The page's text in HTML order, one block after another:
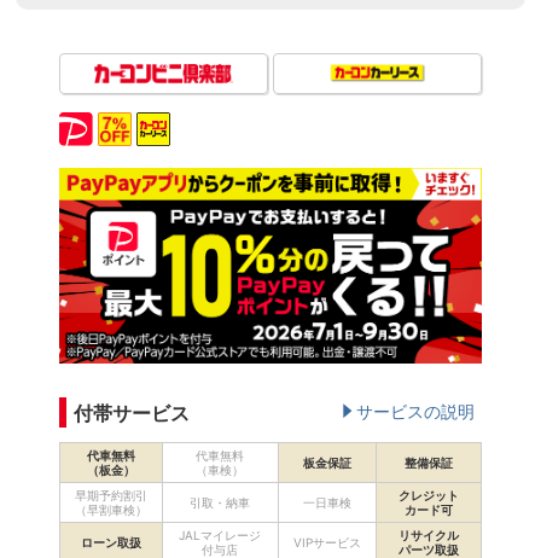
付帯サービス サービスの説明
代車無料
（板金）
代車無料
（車検）
板金保証 整備保証
早期予約割引
（早割車検）
引取・納車 一日車検
クレジット
カード可
ローン取扱
JALマイレージ
付与店
VIPサービス
リサイクル
パーツ取扱